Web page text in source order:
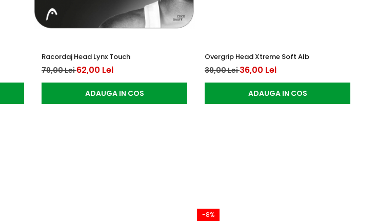
Racordaj Head Lynx Touch
79,00 Lei62,00 Lei
ADAUGA IN COS
Overgrip Head Xtreme Soft Alb
39,00 Lei36,00 Lei
ADAUGA IN COS
-8%